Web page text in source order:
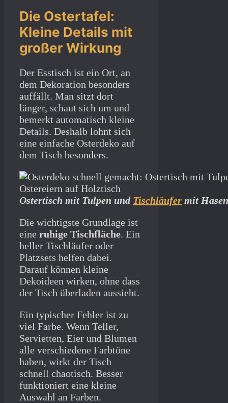
Die Ostertafel:
Kleine Details mit
großer Wirkung
Der Esstisch ist ein Ort, an
dem Dekoration besonders
auffällt. Man sitzt dort
länger, schaut sich um und
bemerkt automatisch kleine
Details. Deshalb lohnt sich
eine einfache Osterdeko auf
dem Tisch besonders.
Ostertisch mit Tulpen und Tischläufer mit
Die wichtigste Grundlage ist
eine ruhige Tischfläche. Ein
heller Tischläufer oder
Platzsets helfen dabei.
Darauf können kleine
Dekoideen wirken, ohne dass
der Tisch überladen aussieht.
Ein typischer Fehler ist zu
viel Farbe. Wenn Teller,
Servietten, Eier und Blumen
alle verschiedene Farbtöne
haben, wirkt der Tisch
schnell chaotisch. Besser
funktioniert eine kleine
Auswahl an Farben.